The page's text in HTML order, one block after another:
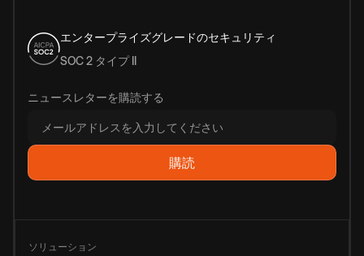
エンタープライズグレードのセキュリティ
SOC 2 タイプ II
ニュースレターを購読する
ソリューション